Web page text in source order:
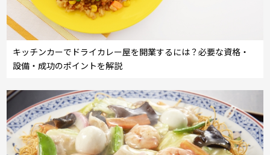
キッチンカーでドライカレー屋を開業するには？必要な資格・
設備・成功のポイントを解説